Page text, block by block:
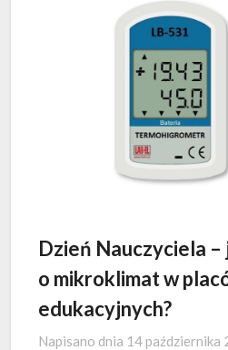
Dzień Nauczyciela –
o mikroklimat w
edukacyjnych?
Napisano dnia 14 października